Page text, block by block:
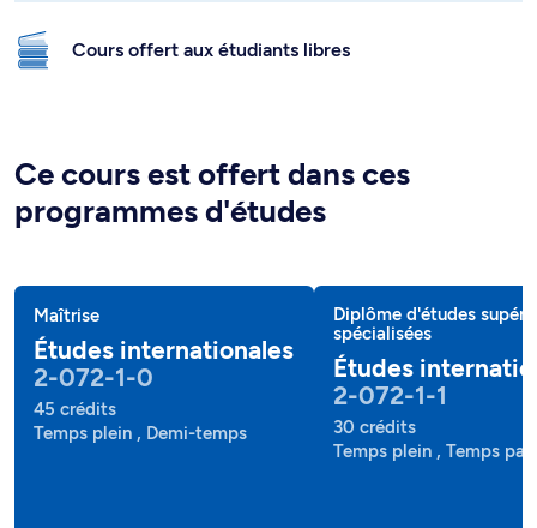
Cours offert aux étudiants libres
Ce cours est offert dans ces
programmes d'études
Maîtrise
Études internationales
2-072-1-0
45 crédits
Temps plein , Demi-temps
Diplôme d'études
spécialisées
Études
2-072-1-1
30 crédits
Temps plein , Temps